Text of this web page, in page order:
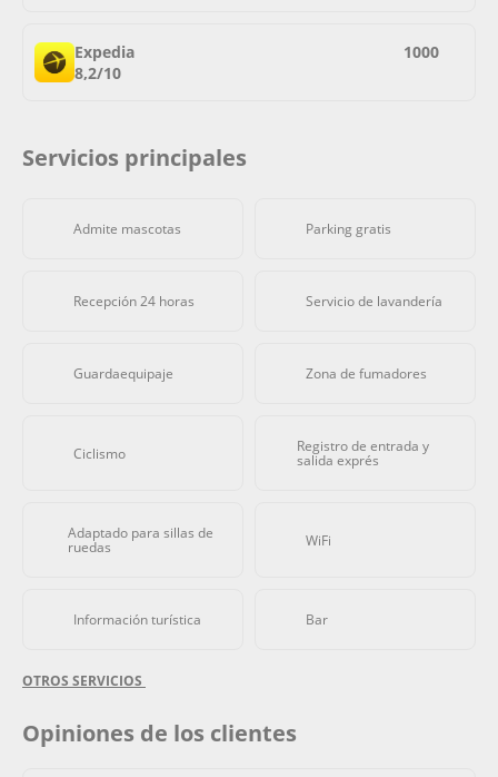
Expedia
8,2/10
1000
Servicios principales
Admite mascotas Parking gratis
Recepción 24 horas Servicio de lavandería
Guardaequipaje Zona de fumadores
Ciclismo Registro de entrada y
salida exprés
Adaptado para sillas de
ruedas WiFi
Información turística Bar
OTROS SERVICIOS
Opiniones de los clientes